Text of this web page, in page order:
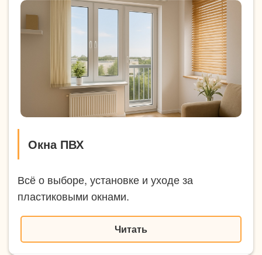
Окна ПВХ
Всё о выборе, установке и уходе за
пластиковыми окнами.
Читать